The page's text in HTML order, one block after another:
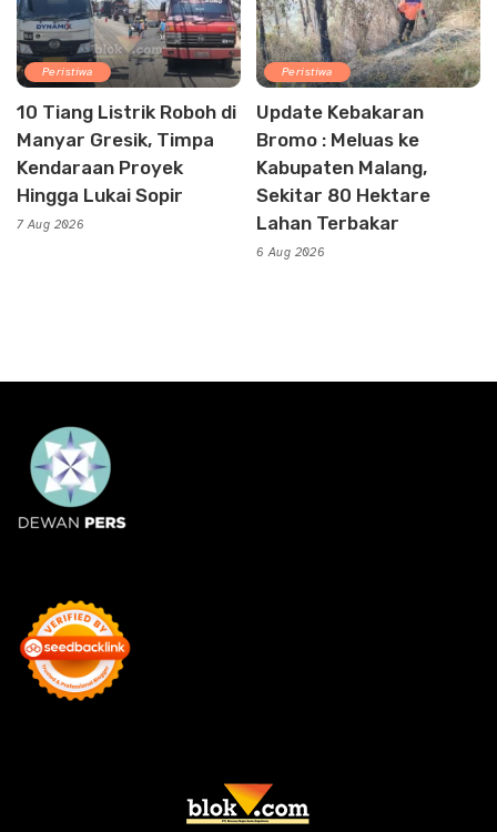
Peristiwa
10 Tiang Listrik Roboh di
Manyar Gresik, Timpa
Kendaraan Proyek
Hingga Lukai Sopir
7 Aug 2026
Peristiwa
Update Kebakaran
Bromo : Meluas ke
Kabupaten Malang,
Sekitar 80 Hektare
Lahan Terbakar
6 Aug 2026